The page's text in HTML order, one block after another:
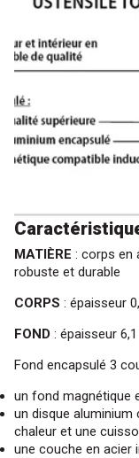
MATIÈRE : corps en
robuste et durable
CORPS : épaisseur
FOND : épaisseur
Fond encapsulé 3
un fond magnétique
un disque aluminium
chaleur et une
une couche en acier